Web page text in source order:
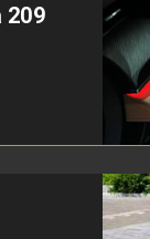
209